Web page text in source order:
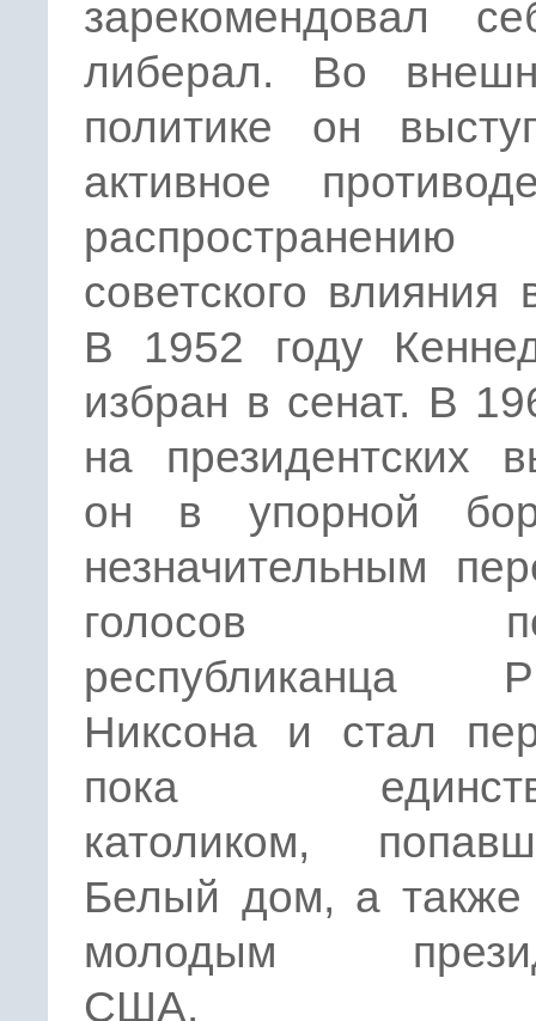
зарекомендовал
либерал. Во
политике он
активное
распространению
советского влияния
В 1952 году
избран в сенат. В
на президентских
он в упорной
незначительным
голосов
республиканца
Никсона и стал
пока
католиком,
Белый дом, а
молодым
США.